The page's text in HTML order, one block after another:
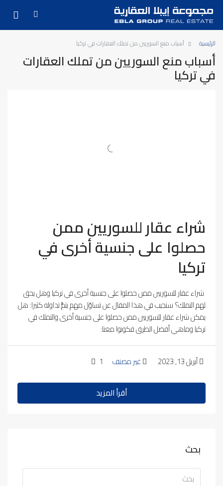
الرئيسية أسباب منع السوريين من تملك العقارات في تركيا
أسباب منع السوريين من تملك العقارات
في تركيا
شراء عقار للسوريين ممن
حصلوا على جنسية أخرى في
تركيا
شراء عقار للسوريين ممن حصلوا على جنسية أخرى في تركيا وهل يحق
لهم التملك؟ سنجيب في هذا المقال عن تساؤل مهم يتمُّ تداوله كثيرا: هل
يمكن شراء عقار للسوريين ممن حصلوا على جنسية أخرى والتملك في
تركيا وماهي أفضل الطرق فكونوا معنا:
أبريل 13, 2023 غير مصنف 1
أقرأ المزيد
بحث